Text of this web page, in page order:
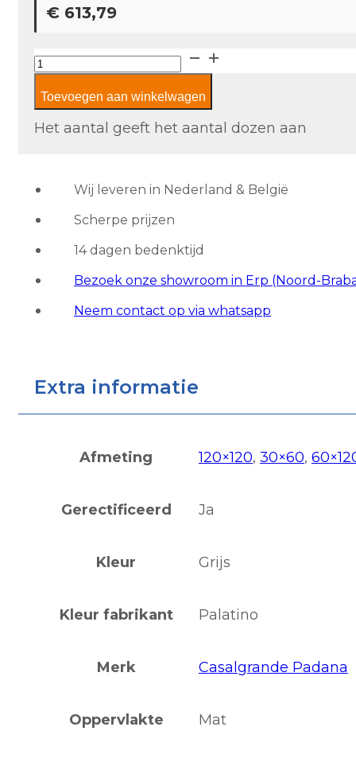
€ 613,79
Casalgrande
Padana
Pietra
Tiburtina
aantal
Toevoegen aan winkelwagen
Het aantal geeft het aantal dozen aan
Wij leveren in Nederland & België
Scherpe prijzen
14 dagen bedenktijd
Bezoek onze showroom in Erp (Noord-
Neem contact op via whatsapp
Extra informatie
Afmeting 120×120, 30×60,
Gerectificeerd Ja
Kleur Grijs
Kleur fabrikant Palatino
Merk Casalgrande Padana
Oppervlakte Mat